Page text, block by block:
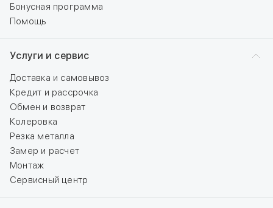
Бонусная программа
Помощь
Услуги и сервис
Доставка и самовывоз
Кредит и рассрочка
Обмен и возврат
Колеровка
Резка металла
Замер и расчет
Монтаж
Сервисный центр